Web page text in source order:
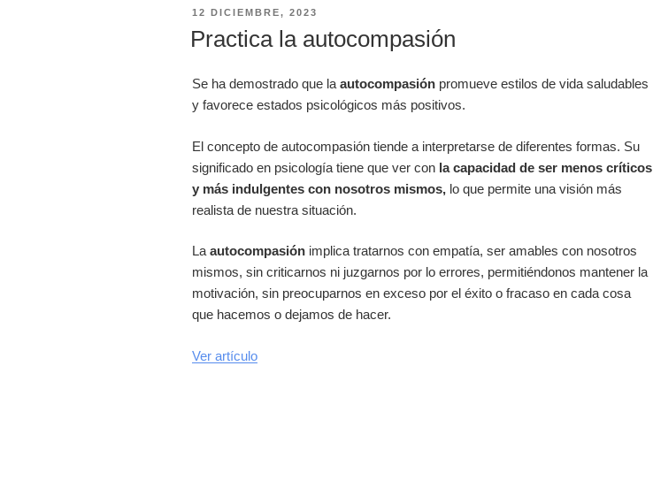
PUBLICADO
12 DICIEMBRE, 2023
Practica la autocompasión
Se ha demostrado que la autocompasión promueve estilos de vida saludables
y favorece estados psicológicos más positivos.
El concepto de autocompasión tiende a interpretarse de diferentes formas. Su
significado en psicología tiene que ver con la capacidad de ser menos críticos
y más indulgentes con nosotros mismos, lo que permite una visión más
realista de nuestra situación.
La autocompasión implica tratarnos con empatía, ser amables con nosotros
mismos, sin criticarnos ni juzgarnos por lo errores, permitiéndonos mantener la
motivación, sin preocuparnos en exceso por el éxito o fracaso en cada cosa
que hacemos o dejamos de hacer.
Ver artículo